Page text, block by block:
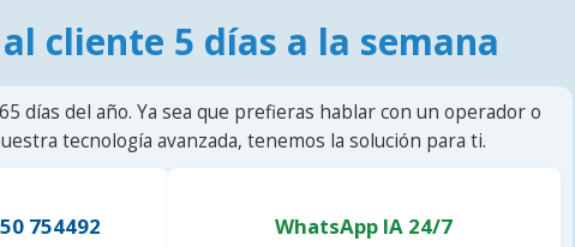
cliente 5 días a la semana
días del año. Ya sea que prefieras hablar con un operador o
tecnología avanzada, tenemos la solución para ti.
754492 WhatsApp IA 24/7